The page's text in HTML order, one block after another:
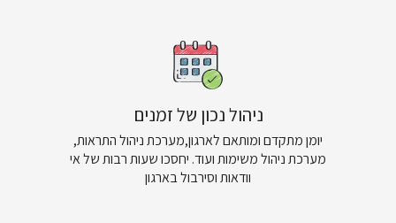
ניהול נכון של זמנים
יומן מתקדם ומותאם לארגון,מערכת ניהול התראות,
מערכת ניהול משימות ועוד. יחסכו שעות רבות של אי
וודאות וסירבול בארגון